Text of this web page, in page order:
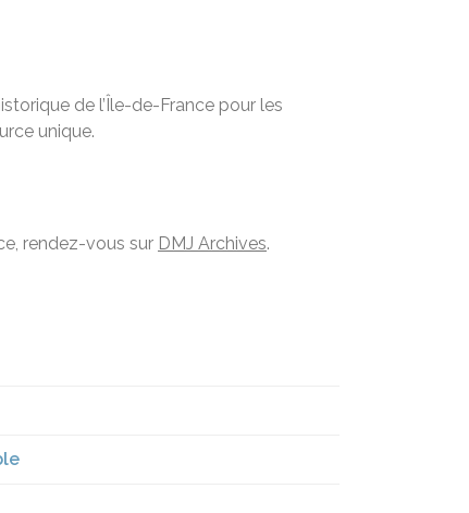
de l’Île-de-France pour les
unique.
rendez-vous sur DMJ Archives.